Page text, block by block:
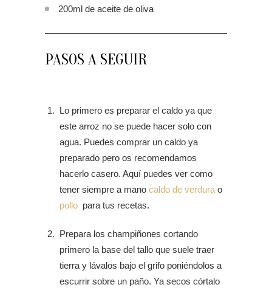
200ml de aceite de oliva
PASOS A SEGUIR
Lo primero es preparar el caldo ya que
este arroz no se puede hacer solo con
agua. Puedes comprar un caldo ya
preparado pero os recomendamos
hacerlo casero. Aquí puedes ver como
tener siempre a mano caldo de verdura o
pollo para tus recetas.
Prepara los champiñones cortando
primero la base del tallo que suele traer
tierra y lávalos bajo el grifo poniéndolos a
escurrir sobre un paño. Ya secos córtalo